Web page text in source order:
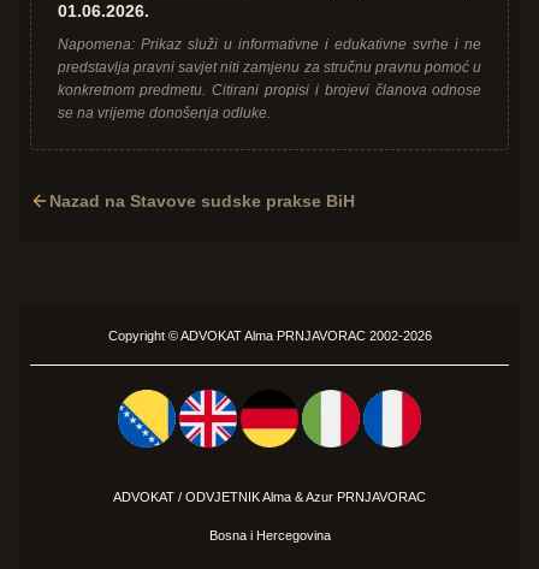
01.06.2026.
Napomena: Prikaz služi u informativne i edukativne svrhe i ne
predstavlja pravni savjet niti zamjenu za stručnu pravnu pomoć u
konkretnom predmetu. Citirani propisi i brojevi članova odnose
se na vrijeme donošenja odluke.
Nazad na Stavove sudske prakse BiH
Copyright ©ADVOKATAlma PRNJAVORAC 2002-2026
ADVOKAT / ODVJETNIK Alma &Azur PRNJAVORAC
Bosna i Hercegovina